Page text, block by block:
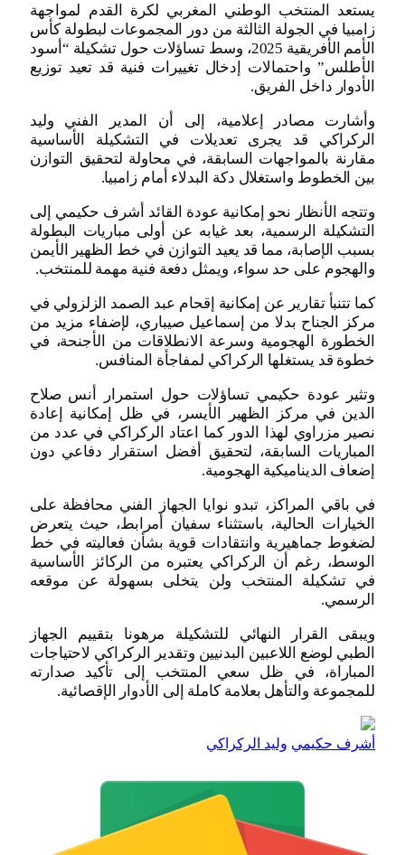
يستعد المنتخب الوطني المغربي لكرة القدم لمواجهة
زامبيا في الجولة الثالثة من دور المجموعات لبطولة كأس
الأمم الأفريقية 2025، وسط تساؤلات حول تشكيلة “أسود
الأطلس” واحتمالات إدخال تغييرات فنية قد تعيد توزيع
الأدوار داخل الفريق.
وأشارت مصادر إعلامية، إلى أن المدير الفني وليد
الركراكي قد يجرى تعديلات في التشكيلة الأساسية
مقارنة بالمواجهات السابقة، في محاولة لتحقيق التوازن
بين الخطوط واستغلال دكة البدلاء أمام زامبيا.
وتتجه الأنظار نحو إمكانية عودة القائد أشرف حكيمي إلى
التشكيلة الرسمية، بعد غيابه عن أولى مباريات البطولة
بسبب الإصابة، مما قد يعيد التوازن في خط الظهير الأيمن
والهجوم على حد سواء، ويمثل دفعة فنية مهمة للمنتخب.
كما تتنبأ تقارير عن إمكانية إقحام عبد الصمد الزلزولي في
مركز الجناح بدلا من إسماعيل صيباري، لإضفاء مزيد من
الخطورة الهجومية وسرعة الانطلاقات من الأجنحة، في
خطوة قد يستغلها الركراكي لمفاجأة المنافس.
وتثير عودة حكيمي تساؤلات حول استمرار أنس صلاح
الدين في مركز الظهير الأيسر، في ظل إمكانية إعادة
نصير مزراوي لهذا الدور كما اعتاد الركراكي في عدد من
المباريات السابقة، لتحقيق أفضل استقرار دفاعي دون
إضعاف الديناميكية الهجومية.
في باقي المراكز، تبدو نوايا الجهاز الفني محافظة على
الخيارات الحالية، باستثناء سفيان أمرابط، حيث يتعرض
لضغوط جماهيرية وانتقادات قوية بشأن فعاليته في خط
الوسط، رغم أن الركراكي يعتبره من الركائز الأساسية
في تشكيلة المنتخب ولن يتخلى بسهولة عن موقعه
الرسمي.
ويبقى القرار النهائي للتشكيلة مرهونا بتقييم الجهاز
الطبي لوضع اللاعبين البدنيين وتقدير الركراكي لاحتياجات
المباراة، في ظل سعي المنتخب إلى تأكيد صدارته
للمجموعة والتأهل بعلامة كاملة إلى الأدوار الإقصائية.
أشرف حكيمي وليد الركراكي